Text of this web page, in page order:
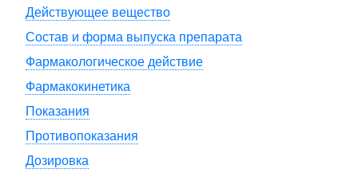
Действующее вещество
Состав и форма выпуска препарата
Фармакологическое действие
Фармакокинетика
Показания
Противопоказания
Дозировка